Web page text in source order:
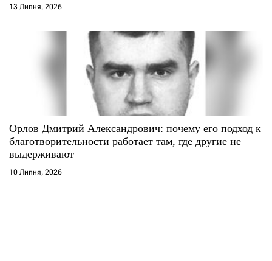
13 Липня, 2026
Орлов Дмитрий Александрович: почему его подход к
благотворительности работает там, где другие не
выдерживают
10 Липня, 2026